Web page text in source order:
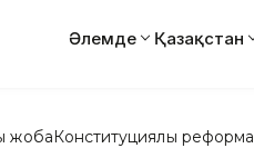
Әлемде Қазақстан
жобаКонституциялық реформа